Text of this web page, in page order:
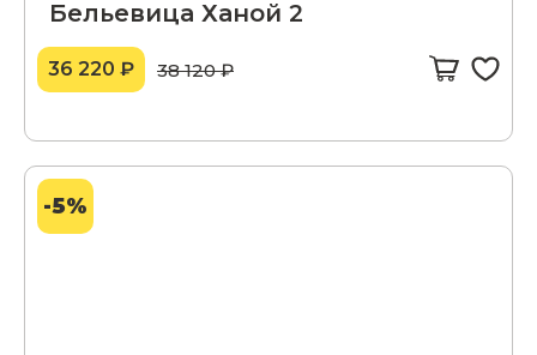
Бельевица Ханой 2
36 220 ₽ 38 120 ₽
-5%